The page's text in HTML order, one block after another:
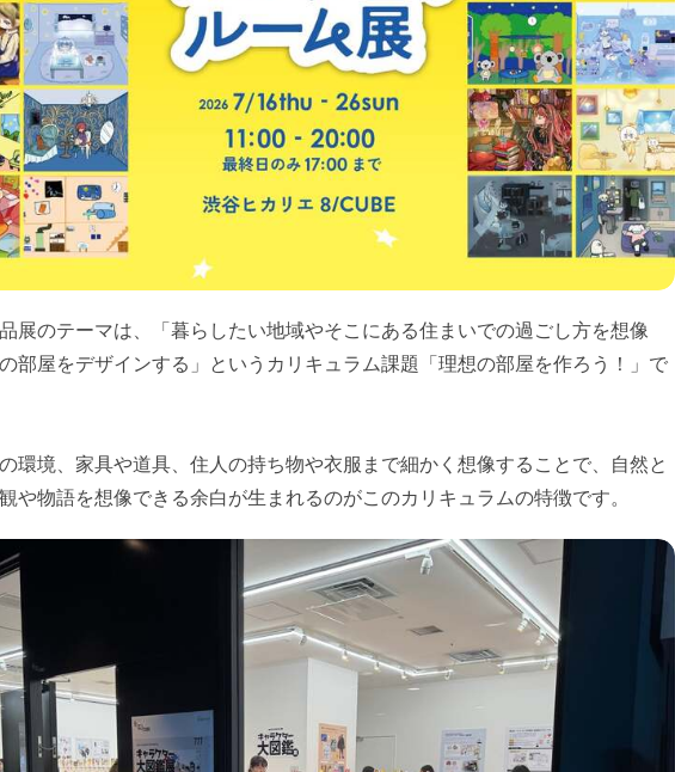
展のテーマは、「暮らしたい地域やそこにある住まいでの過ごし方を想像
部屋をデザインする」というカリキュラム課題「理想の部屋を作ろう！」で
環境、家具や道具、住人の持ち物や衣服まで細かく想像することで、自然と
や物語を想像できる余白が生まれるのがこのカリキュラムの特徴です。